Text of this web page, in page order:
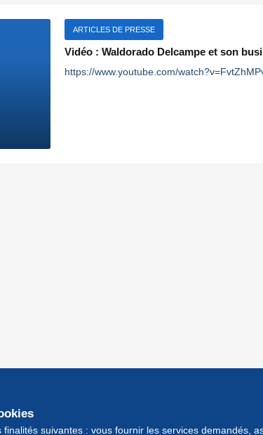
ARTICLES DE PRESSE
Vidéo : Waldorado Delcampe et son
https://www.youtube.com/
suivantes : vous fournir les services demandés,